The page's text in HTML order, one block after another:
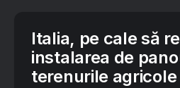
Italia, pe cale să
instalarea de
terenurile agricole